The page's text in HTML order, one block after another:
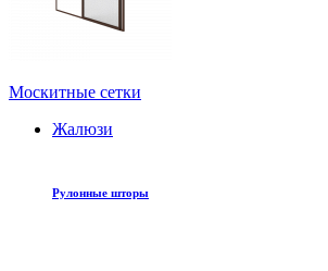
Москитные сетки
Жалюзи
Рулонные шторы